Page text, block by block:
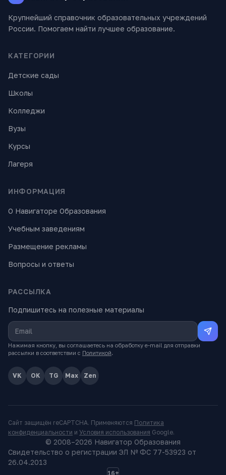
Крупнейший справочник образовательных учреждений
России. Помогаем найти лучшее образование.
КАТЕГОРИИ
Детские сады
Школы
Колледжи
Вузы
Курсы
Лагеря
ИНФОРМАЦИЯ
О Навигаторе Образования
Учебным заведениям
Размещение рекламы
Вопросы и ответы
РАССЫЛКА
Подпишитесь на полезные материалы
Нажимая кнопку, вы соглашаетесь на обработку e-mail для отправки
рассылки в соответствии с Политикой.
VK OK TG Max Zen
Сайт защищён reCAPTCHA. Применяются Политика
конфиденциальности и Условия использования Google.
© 2008–2026 Навигатор Образования
Свидетельство о регистрации ЭЛ № ФС 77-53923 от
26.04.2013
16+